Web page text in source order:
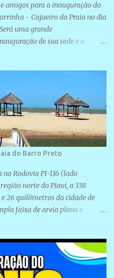
amigos para a inauguração do
- Cajueiro da Praia no dia
uma grande
de sua sede e a
do Barro Preto
Rodovia PI-116 (lado
norte do Piauí, a 338
26 quilômetros da cidade de
faixa de areia plana e
que não chegam a 2 metros
em seu espaço geográfico. Não
esse nome, e muitas das suas